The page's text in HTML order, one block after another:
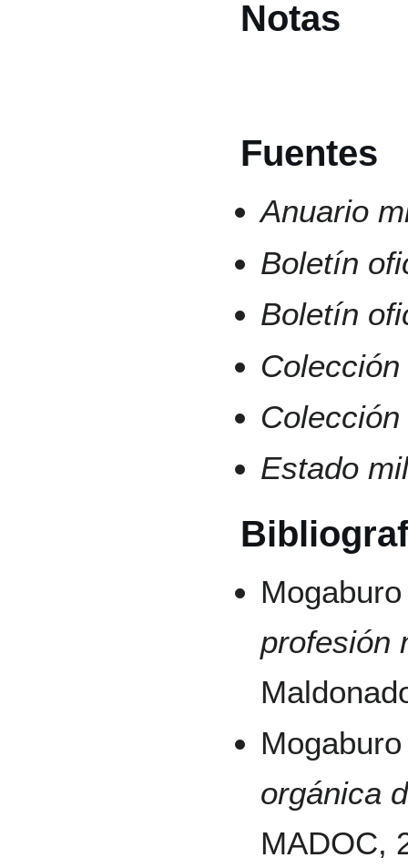
Notas
Fuentes
Anuario
Boletín
Boletín
Estado
profesión
orgánica
MADOC,